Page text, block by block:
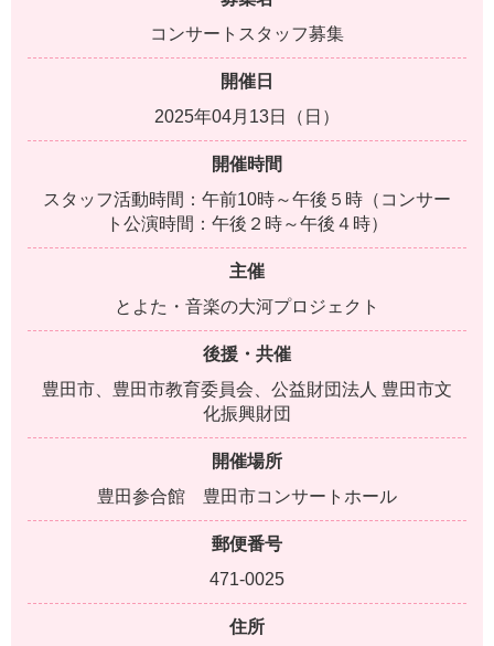
コンサートスタッフ募集
開催日
2025年04月13日（日）
開催時間
スタッフ活動時間：午前10時～午後５時（コンサー
ト公演時間：午後２時～午後４時）
主催
とよた・音楽の大河プロジェクト
後援・共催
豊田市、豊田市教育委員会、公益財団法人 豊田市文
化振興財団
開催場所
豊田参合館 豊田市コンサートホール
郵便番号
471-0025
住所